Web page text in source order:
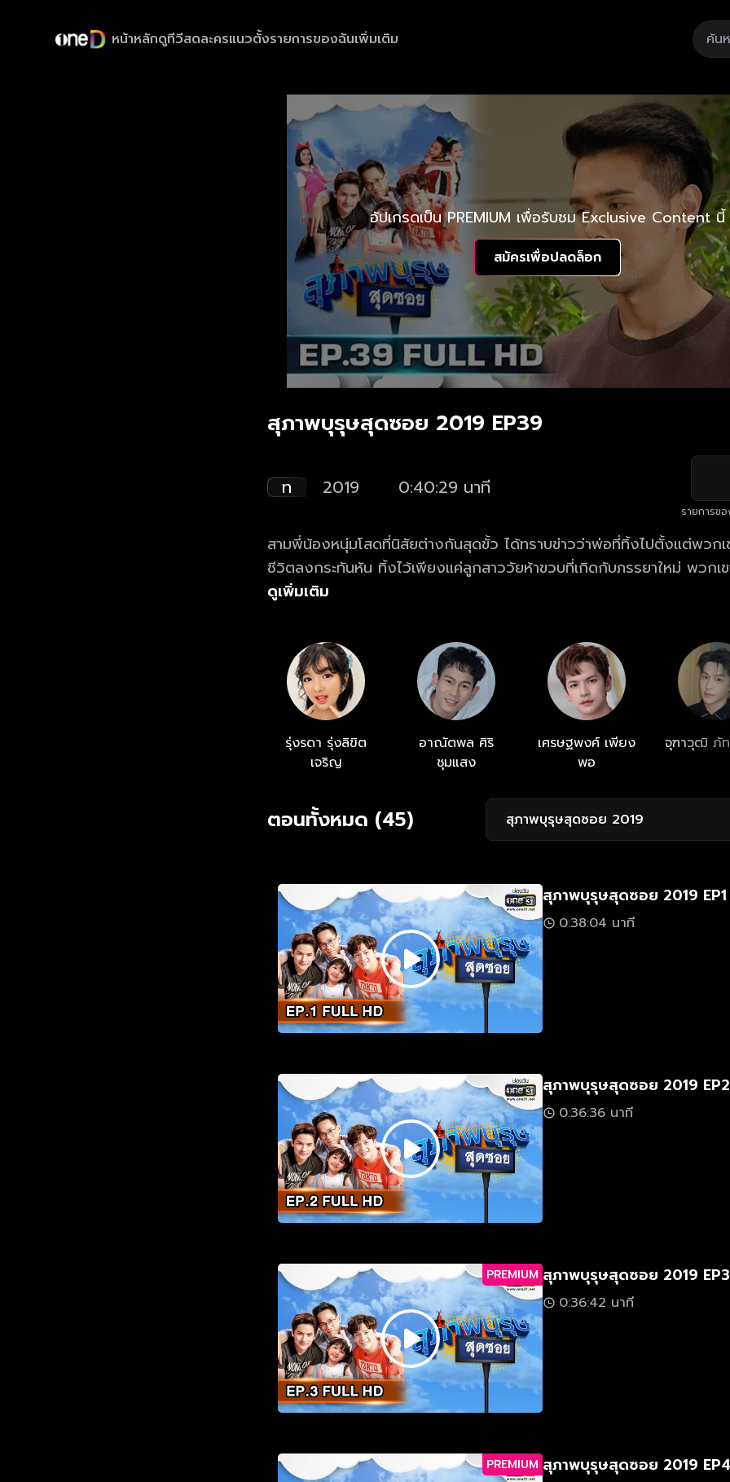
หน้าหลักดูทีวีสดละครแนวตั้งรายการของฉันเพิ่มเติม
อัปเกรดเป็น PREMIUM เพื่อรับชม Exclusive Content นี้
สมัครเพื่อปลดล็อก
สุภาพบุรุษสุดซอย 2019 EP39
ท 2019 0:40:29 นาที
รายการข
สามพี่น้องหนุ่มโสดที่นิสัยต่างกันสุดขั้ว ได้ทราบข่าวว่าพ่อที่ทิ้งไปตั้งแต่พวกเ
ชีวิตลงกระทันหัน ทิ้งไว้เพียงแค่ลูกสาววัยห้าขวบที่เกิดกับภรรยาใหม่ พวกเ
บทคุณพ่อจำเป็น เพื่อไม่ให้น้องสาวขาดความอบอุ่นเหมือนพวกเขา
ดูเพิ่มเติม
รุ่งรดา รุ่งลิขิต
เจริญ
อาณัตพล ศิริ
ชุมแสง
เศรษฐพงศ์ เพียง
พอ
จุฑาวุฒิ ภั
ตอนทั้งหมด (45) สุภาพบุรุษสุดซอย 2019
สุภาพบุรุษสุดซอย 2019 EP1
0:38:04 นาที
สุภาพบุรุษสุดซอย 2019 EP2
0:36:36 นาที
PREMIUM สุภาพบุรุษสุดซอย 2019 EP3
0:36:42 นาที
PREMIUM สุภาพบุรุษสุดซอย 2019